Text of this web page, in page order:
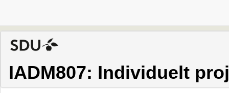
IADM807: Individuelt